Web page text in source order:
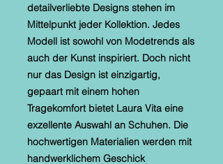
detailverliebte Designs stehen im
Mittelpunkt jeder Kollektion. Jedes
Modell ist sowohl von Modetrends als
auch der Kunst inspiriert. Doch nicht
nur das Design ist einzigartig,
gepaart mit einem hohen
Tragekomfort bietet Laura Vita eine
exzellente Auswahl an Schuhen. Die
hochwertigen Materialien werden mit
handwerklichem Geschick